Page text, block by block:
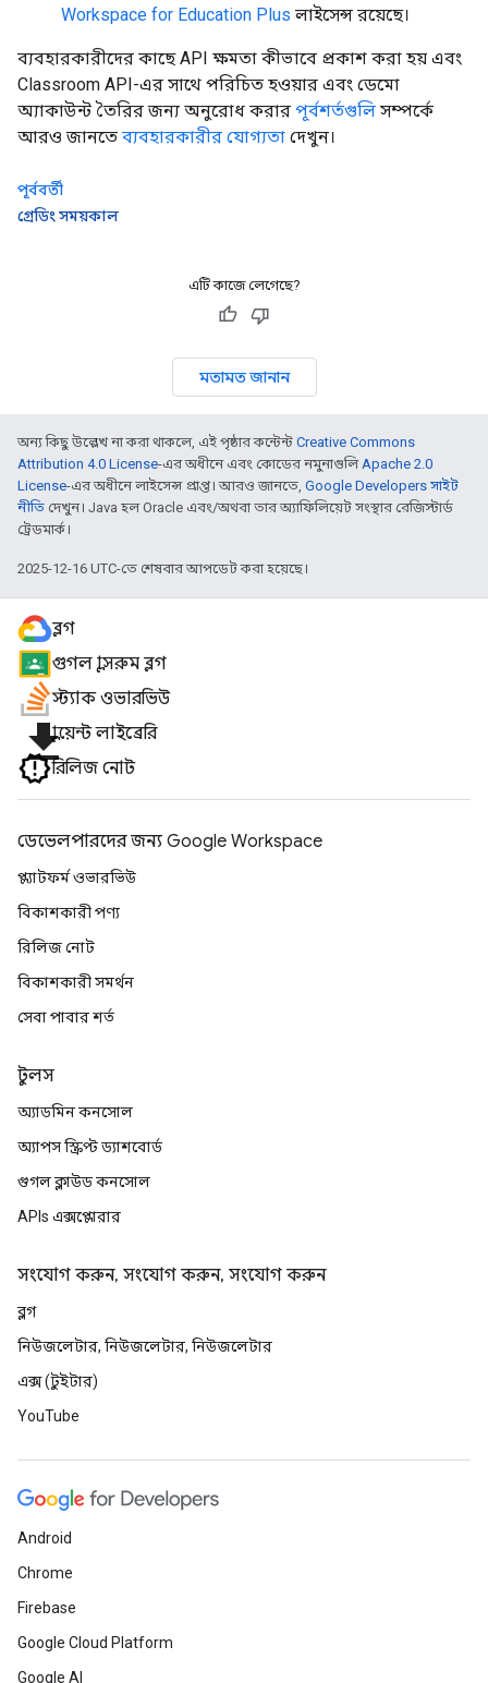
Workspace for Education Plus লাইসেন্স রয়েছে।
ব্যবহারকারীদের কাছে API ক্ষমতা কীভাবে প্রকাশ করা হয় এবং
Classroom API-এর সাথে পরিচিত হওয়ার এবং ডেমো
অ্যাকাউন্ট তৈরির জন্য অনুরোধ করার পূর্বশর্তগুলি সম্পর্কে
আরও জানতে ব্যবহারকারীর যোগ্যতা দেখুন।
পূর্ববর্তী
গ্রেডিং সময়কাল
এটি কাজে লেগেছে?
মতামত জানান
অন্য কিছু উল্লেখ না করা থাকলে, এই পৃষ্ঠার কন্টেন্ট Creative Commons
Attribution 4.0 License-এর অধীনে এবং কোডের নমুনাগুলিApache 2.0
License-এর অধীনে লাইসেন্স প্রাপ্ত। আরও জানতে, Google Developers সাইট
নীতি দেখুন। Java হল Oracle এবং/অথবা তার অ্যাফিলিয়েট সংস্থার রেজিস্টার্ড
ট্রেডমার্ক।
2025-12-16 UTC-তে শেষবার আপডেট করা হয়েছে।
ব্লগ
গুগল ক্লাসরুম ব্লগ
স্ট্যাক ওভারভিউ
file_downloadক্লায়েন্ট লাইব্রেরি
রিলিজ নোট
ডেভেলপারদের জন্য Google Workspace
প্ল্যাটফর্ম ওভারভিউ
বিকাশকারী পণ্য
রিলিজ নোট
বিকাশকারী সমর্থন
সেবা পাবার শর্ত
টুলস
অ্যাডমিন কনসোল
অ্যাপস স্ক্রিপ্ট ড্যাশবোর্ড
গুগল ক্লাউড কনসোল
APIs এক্সপ্লোরার
সংযোগ করুন, সংযোগ করুন, সংযোগ করুন
ব্লগ
নিউজলেটার, নিউজলেটার, নিউজলেটার
এক্স (টুইটার)
YouTube
Android
Chrome
Firebase
Google Cloud Platform
Google AI